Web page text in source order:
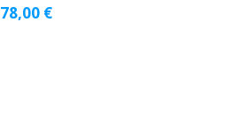
78,00 €